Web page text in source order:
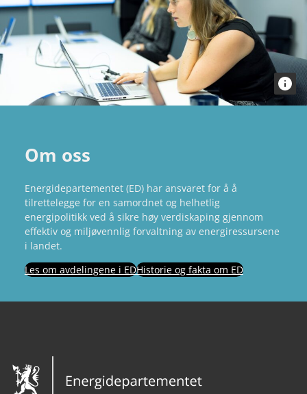
Om oss
Energidepartementet (ED) har ansvaret for å å
tilrettelegge for en samordnet og helhetlig
energipolitikk ved å sikre høy verdiskaping gjennom
effektiv og miljøvennlig forvaltning av energiressursene
i landet.
Les om avdelingene i EDHistorie og fakta om ED